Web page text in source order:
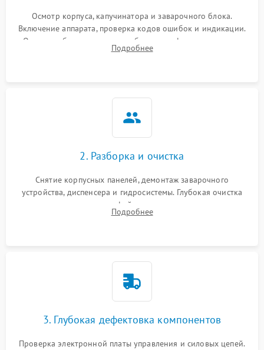
Осмотр корпуса, капучинатора и заварочного блока.
Включение аппарата, проверка кодов ошибок и индикации.
Оценка работы помпы, термоблока и кофемолки на слух.
Измерение температуры и давления воды для выявления
Подробнее
2. Разборка и очистка
Снятие корпусных панелей, демонтаж заварочного
устройства, диспенсера и гидросистемы. Глубокая очистка
внутренних узлов от кофейных масел, жмыха и накипи.
Промывка дренажных каналов и фильтров с использованием
Подробнее
3. Глубокая дефектовка компонентов
Проверка электронной платы управления и силовых цепей.